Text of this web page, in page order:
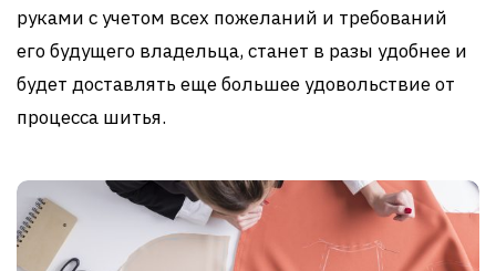
руками с учетом всех пожеланий и требований
его будущего владельца, станет в разы удобнее и
будет доставлять еще большее удовольствие от
процесса шитья.